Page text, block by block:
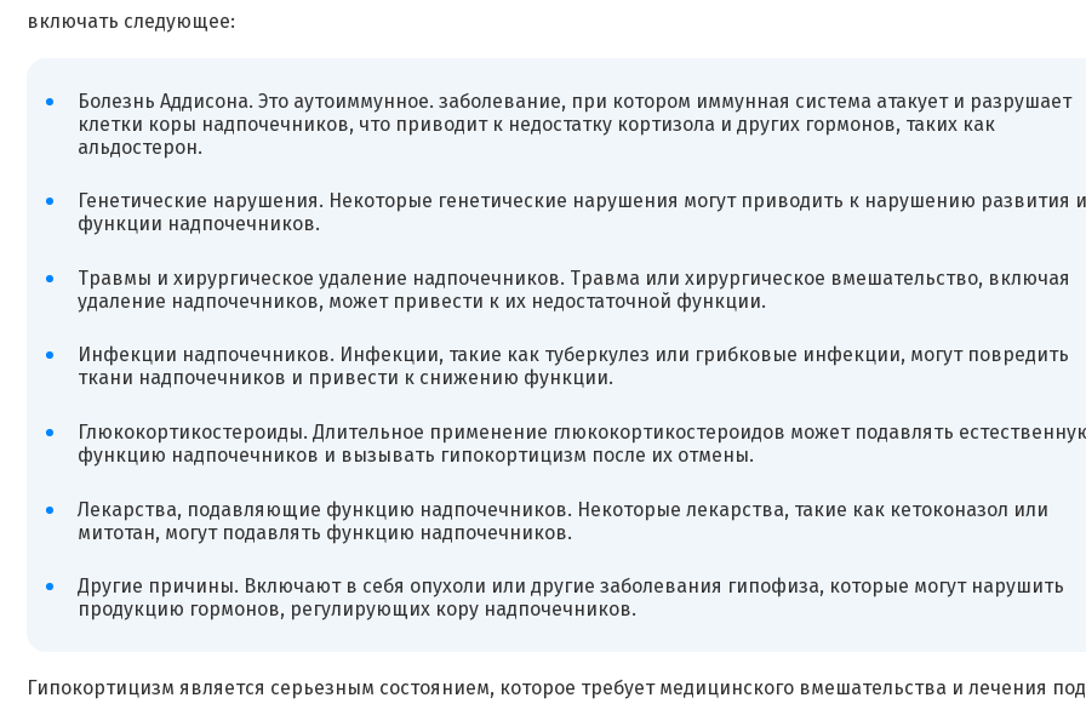
включать следующее:
Болезнь Аддисона. Это аутоиммунное. заболевание, при котором иммунная система атакует и разрушает
клетки коры надпочечников, что приводит к недостатку кортизола и других гормонов, таких как
альдостерон.
Генетические нарушения. Некоторые генетические нарушения могут приводить к нарушению развития
функции надпочечников.
Травмы и хирургическое удаление надпочечников. Травма или хирургическое вмешательство, включая
удаление надпочечников, может привести к их недостаточной функции.
Инфекции надпочечников. Инфекции, такие как туберкулез или грибковые инфекции, могут повредить
ткани надпочечников и привести к снижению функции.
Глюкокортикостероиды. Длительное применение глюкокортикостероидов может подавлять
функцию надпочечников и вызывать гипокортицизм после их отмены.
Лекарства, подавляющие функцию надпочечников. Некоторые лекарства, такие как кетоконазол или
митотан, могут подавлять функцию надпочечников.
Другие причины. Включают в себя опухоли или другие заболевания гипофиза, которые могут нарушить
продукцию гормонов, регулирующих кору надпочечников.
Гипокортицизм является серьезным состоянием, которое требует медицинского вмешательства и лечения под